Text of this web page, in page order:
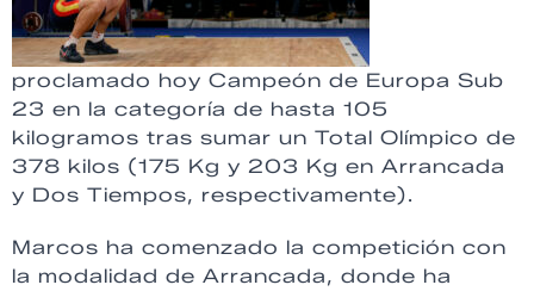
proclamado hoy Campeón de Europa Sub
23 en la categoría de hasta 105
kilogramos tras sumar un Total Olímpico de
378 kilos (175 Kg y 203 Kg en Arrancada
y Dos Tiempos, respectivamente).
Marcos ha comenzado la competición con
la modalidad de Arrancada, donde ha